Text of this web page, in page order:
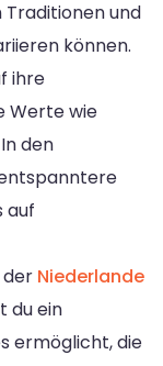
Traditionen und
können.
ihre
Werte wie
den
auf
der Niederlande
du ein
ermöglicht, die